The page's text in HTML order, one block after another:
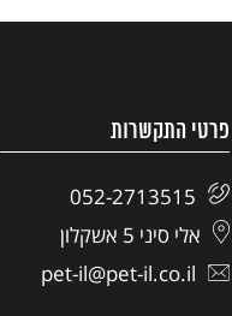
פרטי התקשרות
052-2713515
אלי סיני 5 אשקלון
pet-il@pet-il.co.il